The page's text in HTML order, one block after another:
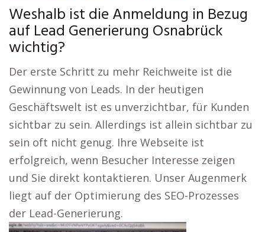
Weshalb ist die Anmeldung in Bezug
auf Lead Generierung Osnabrück
wichtig?
Der erste Schritt zu mehr Reichweite ist die
Gewinnung von Leads. In der heutigen
Geschäftswelt ist es unverzichtbar, für Kunden
sichtbar zu sein. Allerdings ist allein sichtbar zu
sein oft nicht genug. Ihre Webseite ist
erfolgreich, wenn Besucher Interesse zeigen
und Sie direkt kontaktieren. Unser Augenmerk
liegt auf der Optimierung des SEO-Prozesses
der Lead-Generierung.